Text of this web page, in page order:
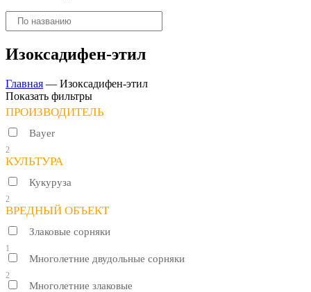
Поиск
товаров
Изоксадифен-этил
Главная — Изоксадифен-этил
Показать фильтры
ПРОИЗВОДИТЕЛЬ
Bayer
2
КУЛЬТУРА
Кукуруза
2
ВРЕДНЫЙ ОБЪЕКТ
Злаковые сорняки
1
Многолетние двудольные сорняки
2
Многолетние злаковые